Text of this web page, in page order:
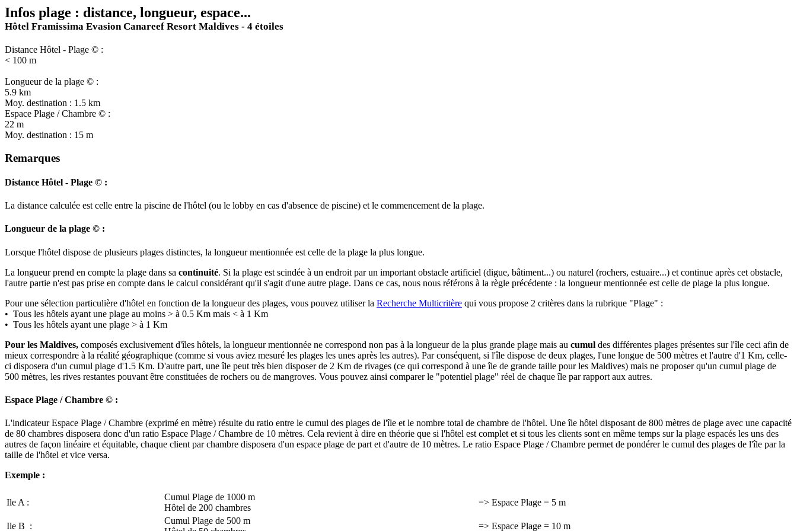
Infos plage : distance, longueur, espace...
Hôtel Framissima Evasion Canareef Resort Maldives - 4 étoiles
Distance Hôtel - Plage © :
< 100 m
Longueur de la plage © :
5.9 km
Moy. destination : 1.5 km
Espace Plage / Chambre © :
22 m
Moy. destination : 15 m
Remarques
Distance Hôtel - Plage © :
La distance calculée est celle entre la piscine de l'hôtel (ou le lobby en cas d'absence de piscine) et le commencement de la plage.
Longueur de la plage © :
Lorsque l'hôtel dispose de plusieurs plages distinctes, la longueur mentionnée est celle de la plage la plus longue.
La longueur prend en compte la plage dans sa continuité. Si la plage est scindée à un endroit par un important obstacle artificiel (digue, bâtiment...) ou naturel (rochers, estuaire...) et continue après cet obstacle,
l'autre partie n'est pas prise en compte dans le calcul considérant qu'il s'agit d'une autre plage. Dans ce cas, nous nous référons à la règle précédente : la longueur mentionnée est celle de plage la plus longue.
Pour une sélection particulière d'hôtel en fonction de la longueur des plages, vous pouvez utiliser la Recherche Multicritère qui vous propose 2 critères dans la rubrique "Plage" :
• Tous les hôtels ayant une plage au moins > à 0.5 Km mais < à 1 Km
• Tous les hôtels ayant une plage > à 1 Km
Pour les Maldives, composés exclusivement d'îles hôtels, la longueur mentionnée ne correspond non pas à la longueur de la plus grande plage mais au cumul des différentes plages présentes sur l'île ceci afin de
mieux correspondre à la réalité géographique (comme si vous aviez mesuré les plages les unes après les autres). Par conséquent, si l'île dispose de deux plages, l'une longue de 500 mètres et l'autre d'1 Km, celle-
ci disposera d'un cumul plage d'1.5 Km. D'autre part, une île peut très bien disposer de 2 Km de rivages (ce qui correspond à une île de grande taille pour les Maldives) mais ne proposer qu'un cumul plage de
500 mètres, les rives restantes pouvant être constituées de rochers ou de mangroves. Vous pouvez ainsi comparer le "potentiel plage" réel de chaque île par rapport aux autres.
Espace Plage / Chambre © :
L'indicateur Espace Plage / Chambre (exprimé en mètre) résulte du ratio entre le cumul des plages de l'île et le nombre total de chambre de l'hôtel. Une île hôtel disposant de 800 mètres de plage avec une capacité
de 80 chambres disposera donc d'un ratio Espace Plage / Chambre de 10 mètres. Cela revient à dire en théorie que si l'hôtel est complet et si tous les clients sont en même temps sur la plage espacés les uns des
autres de façon linéaire et équitable, chaque client par chambre disposera d'un espace plage de part et d'autre de 10 mètres. Le ratio Espace Plage / Chambre permet de pondérer le cumul des plages de l'île par la
taille de l'hôtel et vice versa.
Exemple :
Ile A :
Cumul Plage de 1000 m
Hôtel de 200 chambres
=> Espace Plage = 5 m
Ile B :
Cumul Plage de 500 m
=> Espace Plage = 10 m